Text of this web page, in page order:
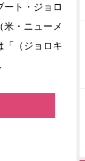
ート・ジョロ
米・ニューメ
「（ジョロキ